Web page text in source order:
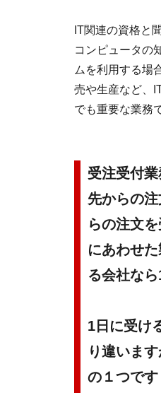
IT関連の資格と
コンピュータの
ムを利用する場
売や生産など、
でも重要な業務
受注受付
先からの
らの注文
にあわせ
る会社な
1日に受け
り違いま
の１つで